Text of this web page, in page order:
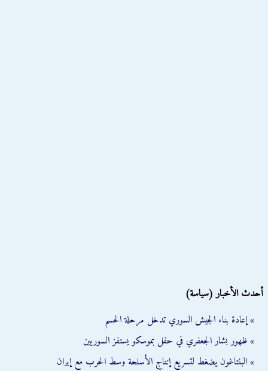
أحدث الأخبار (سياسة)
» إعادة بناء الجيش السوري تدخل مرحلة الحسم
» ظهور بشار الجعفري في حفل بموسكو يستفز السوريين
» البنتاغون يضغط لتسريع إنتاج الأسلحة وسط الحرب مع إيران